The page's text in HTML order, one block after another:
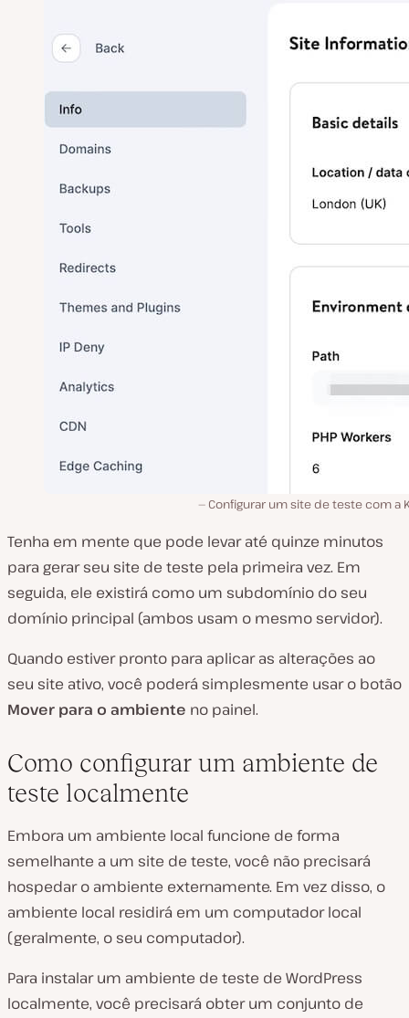
Configurar um site de teste com a
Tenha em mente que pode levar até quinze minutos
para gerar seu site de teste pela primeira vez. Em
seguida, ele existirá como um subdomínio do seu
domínio principal (ambos usam o mesmo servidor).
Quando estiver pronto para aplicar as alterações ao
seu site ativo, você poderá simplesmente usar o botão
Mover para o ambiente no painel.
Como configurar um ambiente de
teste localmente
Embora um ambiente local funcione de forma
semelhante a um site de teste, você não precisará
hospedar o ambiente externamente. Em vez disso, o
ambiente local residirá em um computador local
(geralmente, o seu computador).
Para instalar um ambiente de teste de WordPress
localmente, você precisará obter um conjunto de